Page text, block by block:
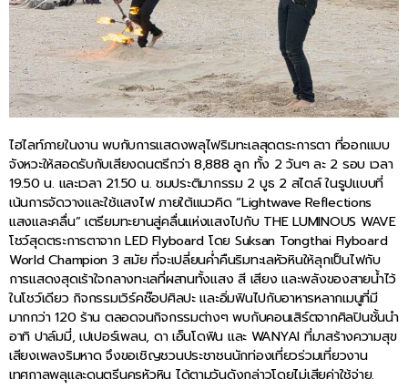
ไฮไลท์ภายในงาน พบกับการแสดงพลุไฟริมทะเลสุดตระการตา ที่ออกแบบ
จังหวะให้สอดรับกับเสียงดนตรีกว่า 8,888 ลูก ทั้ง 2 วันๆ ละ 2 รอบ เวลา
19.50 น. และเวลา 21.50 น. ชมประติมากรรม 2 บูธ 2 สไตล์ ในรูปแบบที่
เน้นการจัดวางและใช้แสงไฟ ภายใต้แนวคิด “Lightwave Reflections
แสงและคลื่น” เตรียมทะยานสู่คลื่นแห่งแสงไปกับ THE LUMINOUS WAVE
โชว์สุดตระการตาจาก LED Flyboard โดย Suksan Tongthai Flyboard
World Champion 3 สมัย ที่จะเปลี่ยนค่ำคืนริมทะเลหัวหินให้ลุกเป็นไฟกับ
การแสดงสุดเร้าใจกลางทะเลที่ผสานทั้งแสง สี เสียง และพลังของสายน้ำไว้
ในโชว์เดียว กิจกรรมเวิร์คช๊อปศิลปะ และอิ่มฟินไปกับอาหารหลากเมนูที่มี
มากกว่า 120 ร้าน ตลอดจนกิจกรรมต่างๆ พบกับคอนเสิร์ตจากศิลปินชั้นนำ
อาทิ ปาล์มมี่, เปเปอร์เพลน, ดา เอ็นโดฟิน และ WANYAI ที่มาสร้างความสุข
เสียงเพลงริมหาด จึงขอเชิญชวนประชาชนนักท่องเที่ยวร่วมเที่ยวงาน
เทศกาลพลุและดนตรีนครหัวหิน ได้ตามวันดังกล่าวโดยไม่เสียค่าใช้จ่าย.